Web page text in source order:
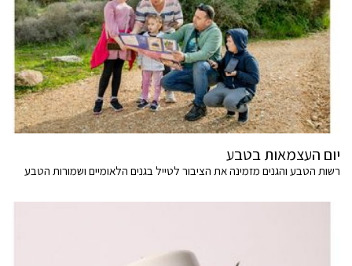
יום העצמאות בטבע
רשות הטבע והגנים מזמינה את הציבור לטייל בגנים הלאומיים ושמורות הטבע